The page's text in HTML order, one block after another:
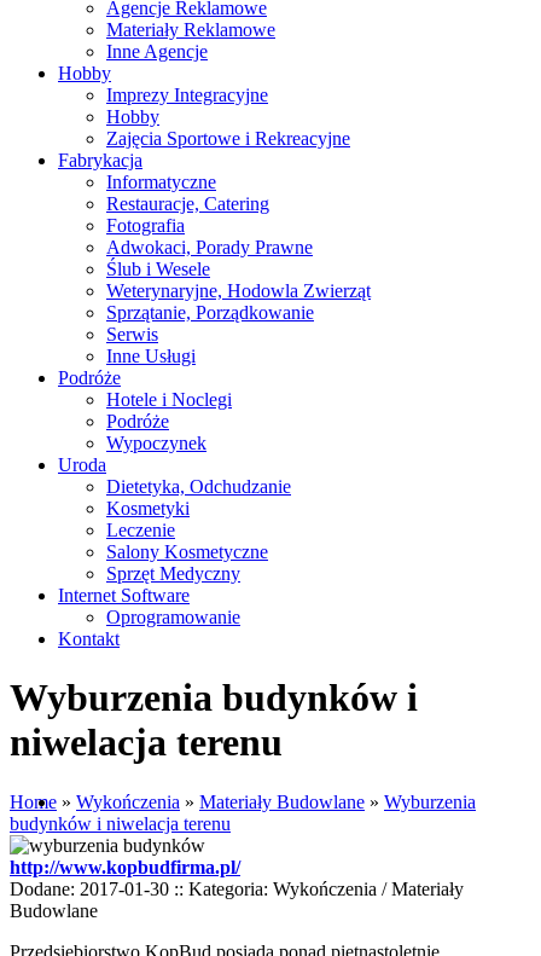
Agencje Reklamowe
Materiały Reklamowe
Inne Agencje
Hobby
Imprezy Integracyjne
Hobby
Zajęcia Sportowe i Rekreacyjne
Fabrykacja
Informatyczne
Restauracje, Catering
Fotografia
Adwokaci, Porady Prawne
Ślub i Wesele
Weterynaryjne, Hodowla Zwierząt
Sprzątanie, Porządkowanie
Serwis
Inne Usługi
Podróże
Hotele i Noclegi
Podróże
Wypoczynek
Uroda
Dietetyka, Odchudzanie
Kosmetyki
Leczenie
Salony Kosmetyczne
Sprzęt Medyczny
Internet Software
Oprogramowanie
Kontakt
Wyburzenia budynków i
niwelacja terenu
Home » Wykończenia » Materiały Budowlane » Wyburzenia
budynków i niwelacja terenu
http://www.kopbudfirma.pl/
Dodane: 2017-01-30 :: Kategoria: Wykończenia / Materiały
Budowlane
Przedsiębiorstwo KopBud posiada ponad piętnastoletnie